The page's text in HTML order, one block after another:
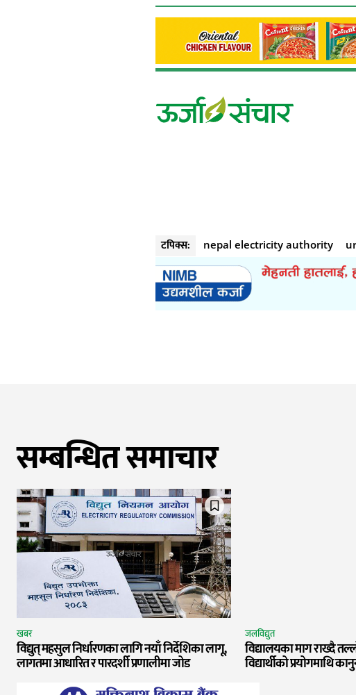
टपिक्स: nepal electricity authority
सम्बन्धित समाचार
खबर
विद्युत् महसुल निर्धारणका लागि नयाँ निर्देशिका लागू,
लागतमा आधारित र पारदर्शी प्रणालीमा जोड
जलविद्युत
विद्यालयका माग राख्दै
विद्यार्थीको प्रयोगमाथि